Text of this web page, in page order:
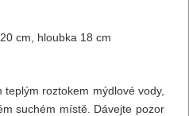
cm, hloubka 18 cm
roztokem mýdlové vody,
suchém místě. Dávejte pozor